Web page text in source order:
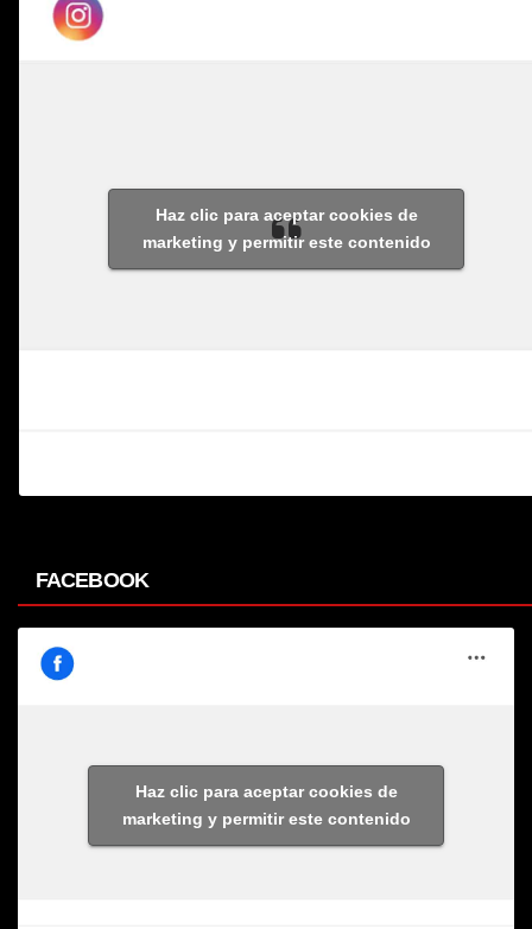
Haz clic para aceptar cookies de
marketing y permitir este contenido
FACEBOOK
Haz clic para aceptar cookies de
marketing y permitir este contenido